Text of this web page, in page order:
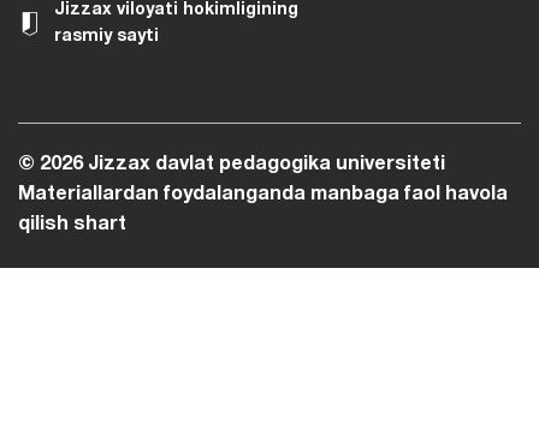
Jizzax viloyati hokimligining
rasmiy sayti
© 2026 Jizzax davlat pedagogika universiteti
Materiallardan foydalanganda manbaga faol havola
qilish shart